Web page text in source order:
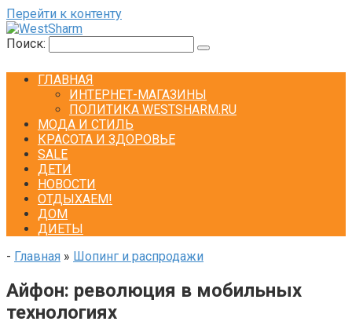
Перейти к контенту
Поиск:
ГЛАВНАЯ
ИНТЕРНЕТ-МАГАЗИНЫ
ПОЛИТИКА WESTSHARM.RU
МОДА И СТИЛЬ
КРАСОТА И ЗДОРОВЬЕ
SALE
ДЕТИ
НОВОСТИ
ОТДЫХАЕМ!
ДОМ
ДИЕТЫ
- Главная » Шопинг и распродажи
Айфон: революция в мобильных
технологиях